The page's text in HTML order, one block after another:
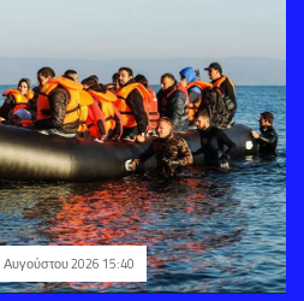
2026 15:40